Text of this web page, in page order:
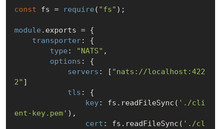
const fs = require ( "fs" );
module .exports = {
transporter: {
type : "NATS" ,
options : {
servers : [ "nats://localhost:422
2" ]
tls : {
key: fs.readFileSync( './cli
ent-key.pem' ),
cert : fs.readFileSync( './cl